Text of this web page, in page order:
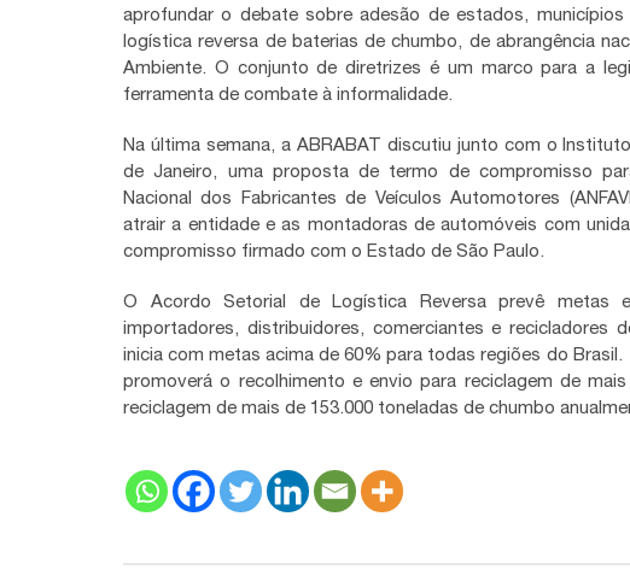
aprofundar o debate sobre adesão de estados,
logística reversa de baterias de chumbo, de abrangência
Ambiente. O conjunto de diretrizes é um marco para a
ferramenta de combate à informalidade.
Na última semana, a ABRABAT discutiu junto com o
de Janeiro, uma proposta de termo de compromisso
Nacional dos Fabricantes de Veículos Automotores
atrair a entidade e as montadoras de automóveis com
compromisso firmado com o Estado de São Paulo.
O Acordo Setorial de Logística Reversa prevê metas
importadores, distribuidores, comerciantes e recicladores
inicia com metas acima de 60% para todas regiões do
promoverá o recolhimento e envio para reciclagem de
reciclagem de mais de 153.000 toneladas de chumbo